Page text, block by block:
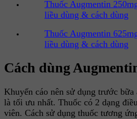
Thuốc Augmentin
liều dùng & cách dùng
Thuốc Augmentin
liều dùng & cách dùng
Cách dùng
Khuyến cáo nên sử dụng trước
là tối ưu nhất. Thuốc có 2 dạng
viên. Cách sử dụng thuốc tương